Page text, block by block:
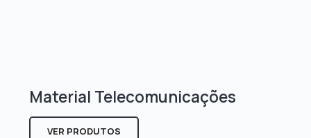
Material Telecomunicações
VER PRODUTOS